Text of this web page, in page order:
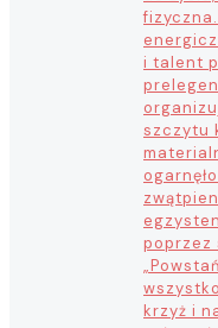
i talent
szczytu
poprzez
krzyż i